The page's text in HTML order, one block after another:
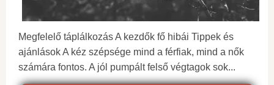
Megfelelő táplálkozás A kezdők fő hibái Tippek és
ajánlások A kéz szépsége mind a férfiak, mind a nők
számára fontos. A jól pumpált felső végtagok sok...